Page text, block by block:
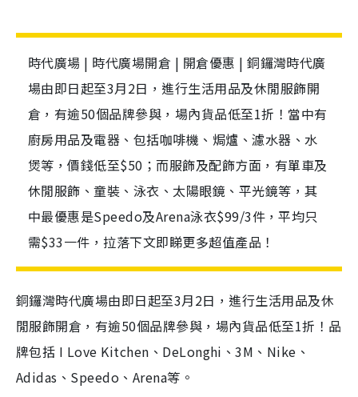
時代廣場 | 時代廣場開倉 | 開倉優惠 | 銅鑼灣時代廣
場由即日起至3月2日，進行生活用品及休閒服飾開
倉，有逾50個品牌參與，場內貨品低至1折！當中有
廚房用品及電器、包括咖啡機、焗爐、濾水器、水
煲等，價錢低至$50；而服飾及配飾方面，有單車及
休閒服飾、童裝、泳衣、太陽眼鏡、平光鏡等，其
中最優惠是Speedo及Arena泳衣$99/3件，平均只
需$33一件，拉落下文即睇更多超值產品！
銅鑼灣時代廣場由即日起至3月2日，進行生活用品及休
閒服飾開倉，有逾50個品牌參與，場內貨品低至1折！品
牌包括 I Love Kitchen、DeLonghi、3M、Nike、
Adidas、Speedo、Arena等。